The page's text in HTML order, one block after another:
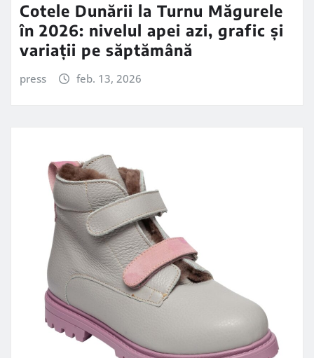
Cotele Dunării la Turnu Măgurele
în 2026: nivelul apei azi, grafic și
variații pe săptămână
press feb. 13, 2026